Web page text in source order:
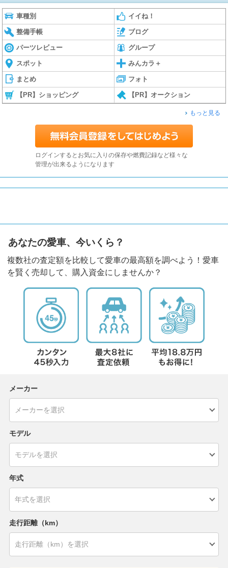
車種別 イイね！
整備手帳 ブログ
パーツレビュー グループ
スポット みんカラ＋
まとめ フォト
【PR】ショッピング 【PR】オークション
もっと見る
ログインするとお気に入りの保存や燃費記録など様々な
管理が出来るようになります
あなたの愛車、今いくら？
複数社の査定額を比較して愛車の最高額を調べよう！愛車
を賢く売却して、購入資金にしませんか？
メーカー
モデル
年式
走行距離（km）